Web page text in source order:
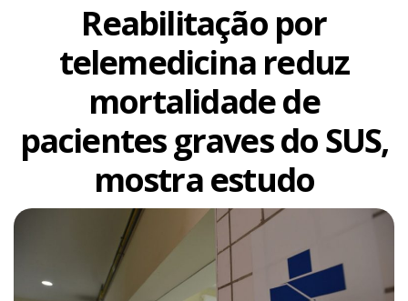
Reabilitação por
telemedicina reduz
mortalidade de
pacientes graves do SUS,
mostra estudo